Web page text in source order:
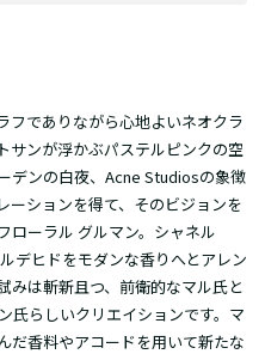
フでありながら心地よいネオクラ
サンが浮かぶパステルピンクの空
デンの白夜、Acne Studiosの象徴
ーションを得て、そのビジョンを
ローラル グルマン。シャネル
デヒドをモダンな香りへとアレン
みは斬新且つ、前衛的なマル氏と
氏らしいクリエイションです。マ
だ香料やアコードを用いて新たな